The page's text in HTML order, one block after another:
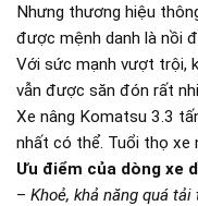
Nhưng thương hiệu
được mệnh danh là nồi
Với sức mạnh vượt trội,
vẫn được săn đón rất
Xe nâng Komatsu 3.3
nhất có thể. Tuổi thọ xe
Ưu điểm của dòng xe
– Khoẻ, khả năng quá tải